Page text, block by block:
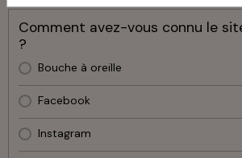
Comment avez-vous connu le
?
Bouche à oreille
Facebook
Instagram